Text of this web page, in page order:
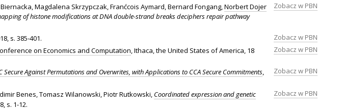
Magdalena Skrzypczak, Franćcois Aymard, Bernard Fongang, Norbert Dojer
of histone modifications at DNA double-strand breaks deciphers repair pathway
Zobacz w PBN
s. 385-401.
Zobacz w PBN
on Economics and Computation , Ithaca, the United States of America, 18
Zobacz w PBN
Secure Against Permutations and Overwrites, with Applications to CCA Secure Commitments Zobacz w PBN
Benes, Tomasz Wilanowski, Piotr Rutkowski, Coordinated expression and genetic
s. 1-12.
Zobacz w PBN